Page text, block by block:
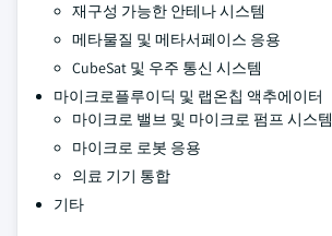
재구성 가능한 안테나 시스템
메타물질 및 메타서페이스 응용
CubeSat 및 우주 통신 시스템
마이크로플루이딕 및 랩온칩 액추에이터
마이크로 밸브 및 마이크로 펌프 시스템
마이크로 로봇 응용
의료 기기 통합
기타